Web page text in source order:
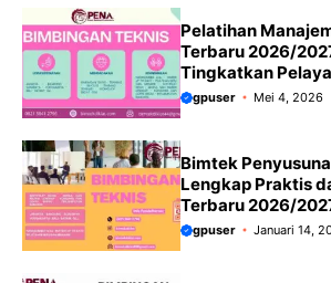
Pelatihan
Terbaru 2026/
Tingkatkan
gpuser Mei 4, 2026
Bimtek
Lengkap Praktis
Terbaru 2026/
gpuser Januari 14,